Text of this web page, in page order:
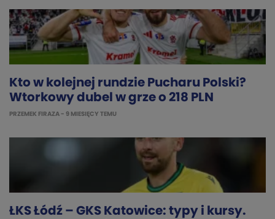
Kto w kolejnej rundzie Pucharu Polski?
Wtorkowy dubel w grze o 218 PLN
PRZEMEK FIRAZA - 9 MIESIĘCY TEMU
ŁKS Łódź – GKS Katowice: typy i kursy.